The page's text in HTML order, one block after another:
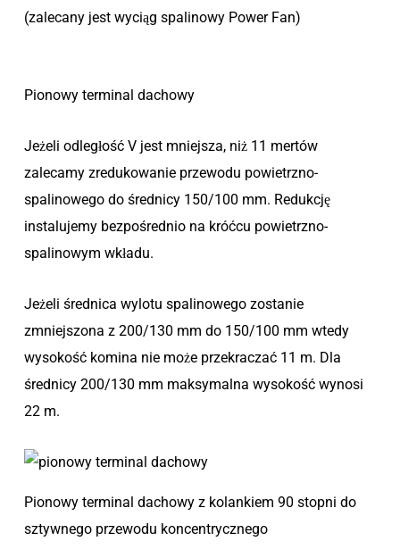
(zalecany jest wyciąg spalinowy Power Fan)
Pionowy terminal dachowy
Jeżeli odległość V jest mniejsza, niż 11 mertów
zalecamy zredukowanie przewodu powietrzno-
spalinowego do średnicy 150/100 mm. Redukcję
instalujemy bezpośrednio na króćcu powietrzno-
spalinowym wkładu.
Jeżeli średnica wylotu spalinowego zostanie
zmniejszona z 200/130 mm do 150/100 mm wtedy
wysokość komina nie może przekraczać 11 m. Dla
średnicy 200/130 mm maksymalna wysokość wynosi
22 m.
Pionowy terminal dachowy z kolankiem 90 stopni do
sztywnego przewodu koncentrycznego